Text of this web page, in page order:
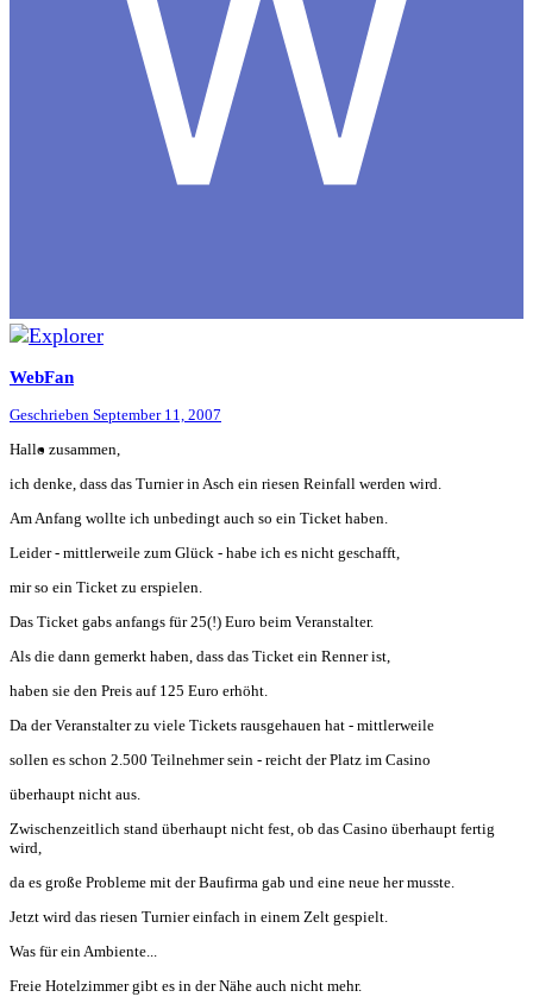
WebFan
Geschrieben September 11, 2007
Hallo zusammen,
ich denke, dass das Turnier in Asch ein riesen Reinfall werden wird.
Am Anfang wollte ich unbedingt auch so ein Ticket haben.
Leider - mittlerweile zum Glück - habe ich es nicht geschafft,
mir so ein Ticket zu erspielen.
Das Ticket gabs anfangs für 25(!) Euro beim Veranstalter.
Als die dann gemerkt haben, dass das Ticket ein Renner ist,
haben sie den Preis auf 125 Euro erhöht.
Da der Veranstalter zu viele Tickets rausgehauen hat - mittlerweile
sollen es schon 2.500 Teilnehmer sein - reicht der Platz im Casino
überhaupt nicht aus.
Zwischenzeitlich stand überhaupt nicht fest, ob das Casino überhaupt fertig
wird,
da es große Probleme mit der Baufirma gab und eine neue her musste.
Jetzt wird das riesen Turnier einfach in einem Zelt gespielt.
Was für ein Ambiente...
Freie Hotelzimmer gibt es in der Nähe auch nicht mehr.